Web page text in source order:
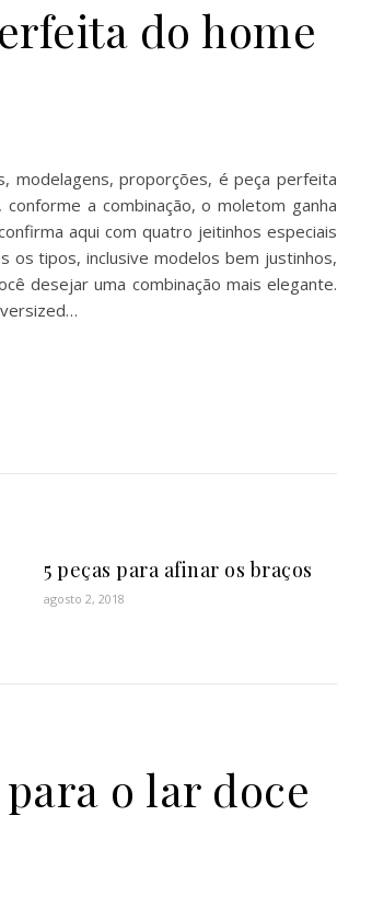
do home
modelagens, proporções, é peça perfeita
a combinação, o moletom ganha
aqui com quatro jeitinhos especiais
os tipos, inclusive modelos bem justinhos,
desejar uma combinação mais elegante.
5 peças para afinar os braços
agosto 2, 2018
o lar doce